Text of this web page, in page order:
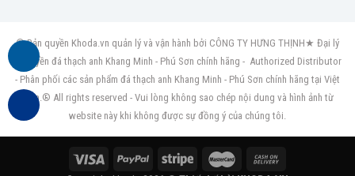
© Bản quyền Khoda.vn quản lý và vận hành bởi CÔNG TY HƯNG THỊNH★ Đại lý
ủy quyền đá thạch anh Khang Minh - Phú Sơn chính hãng - Authorized Distributor
- Phân phối các sản phẩm đá thạch anh Khang Minh - Phú Sơn chính hãng tại Việt
Nam.® All rights reserved - Vui lòng không sao chép nội dung và hình ảnh từ
website này khi không được sự đồng ý của chúng tôi.